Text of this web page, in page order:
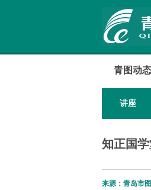
青图动态
讲座
知正国
来源：青岛市